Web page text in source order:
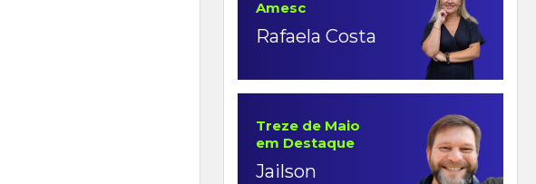
Amesc
Rafaela Costa
Treze de Maio
em Destaque
Jailson